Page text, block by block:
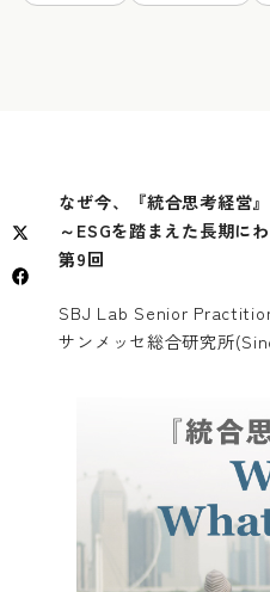
なぜ今、『統合思考経営
～ESGを踏まえた長期に
第9回
SBJ Lab Senior
サンメッセ総合研究所